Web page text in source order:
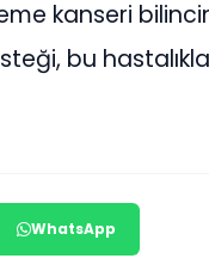
kanseri
bu
WhatsApp